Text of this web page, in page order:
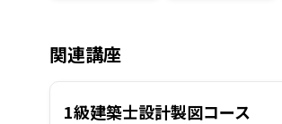
関連講座
1級建築士設計製図コース